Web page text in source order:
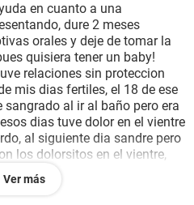
en cuanto a una
dure 2 meses
orales y deje de tomar la
quisiera tener un baby!
relaciones sin proteccion
mis dias fertiles, el 18 de ese
al ir al baño pero era
dias tuve dolor en el vientre
al siguiente dia sandre pero
los dolorsitos en el vientre,
blanquecino ahora quisiera
espero mi periodo
Ver más